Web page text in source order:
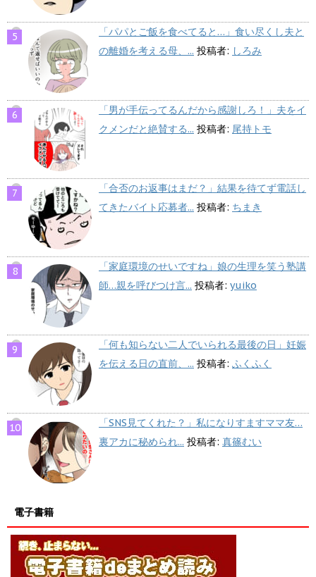
「パパとご飯を食べてると…」食い尽くし夫と
の離婚を考える母、... 投稿者: しろみ
「男が手伝ってるんだから感謝しろ！」夫をイ
クメンだと絶賛する... 投稿者: 尾持トモ
「合否のお返事はまだ？」結果を待てず電話し
てきたバイト応募者... 投稿者: ちまき
「家庭環境のせいですね」娘の生理を笑う塾講
師…親を呼びつけ言... 投稿者: yuiko
「何も知らない二人でいられる最後の日」妊娠
を伝える日の直前、... 投稿者: ふくふく
「SNS見てくれた？」私になりすますママ友…
裏アカに秘められ... 投稿者: 真篠むい
電子書籍